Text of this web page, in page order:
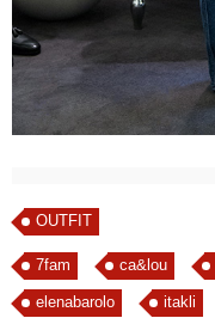
OUTFIT
7fam ca&lou
elenabarolo itakli